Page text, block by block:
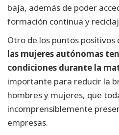
baja, además de poder
formación continua y
Otro de los puntos
las mujeres autónomas
condiciones durante la
importante para reducir la
hombres y mujeres, que
incomprensiblemente
empresas.